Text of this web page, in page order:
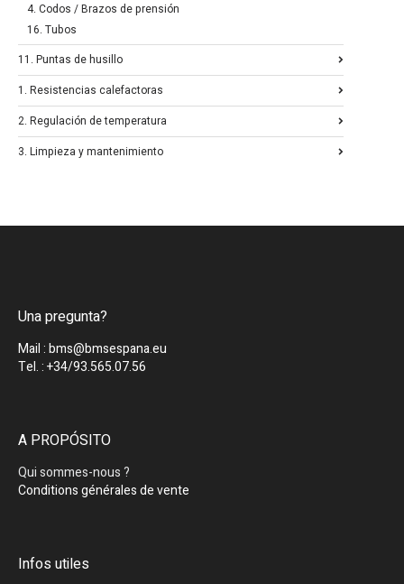
4. Codos / Brazos de prensión
16. Tubos
11. Puntas de husillo
1. Resistencias calefactoras
2. Regulación de temperatura
3. Limpieza y mantenimiento
Una pregunta?
Mail : bms@bmsespana.eu
Tel. : +34/93.565.07.56
A PROPÓSITO
Qui sommes-nous ?
Conditions générales de vente
Infos utiles